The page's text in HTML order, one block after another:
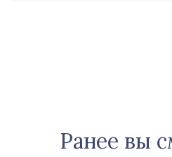
Ранее вы